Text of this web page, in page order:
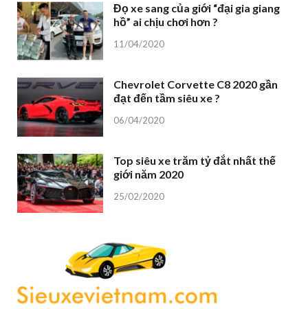
Đọ xe sang của giới “đại gia giang
hồ” ai chịu chơi hơn ?
11/04/2020
Chevrolet Corvette C8 2020 gần
đạt đến tầm siêu xe ?
06/04/2020
Top siêu xe trăm tỷ đắt nhất thế
giới năm 2020
25/02/2020